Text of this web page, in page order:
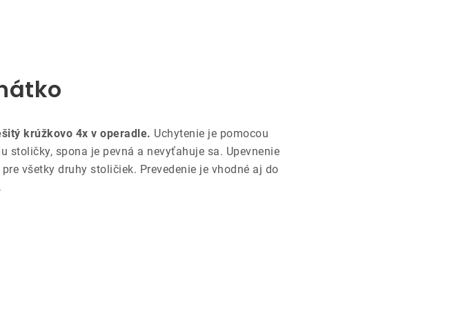
krúžkovo 4x v operadle. Uchytenie je pomocou
spona je pevná a nevyťahuje sa. Upevnenie
všetky druhy stoličiek. Prevedenie je vhodné aj do